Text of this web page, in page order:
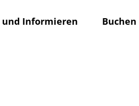
und Informieren